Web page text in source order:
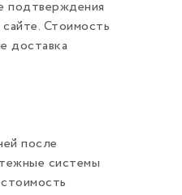
подтверждения
Стоимость
доставка
после
системы